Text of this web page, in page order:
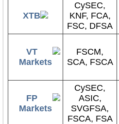
CySEC,
KNF, FCA,
FSC, DFSA
FSCM,
SCA, FSCA
CySEC,
ASIC,
SVGFSA,
FSCA, FSA